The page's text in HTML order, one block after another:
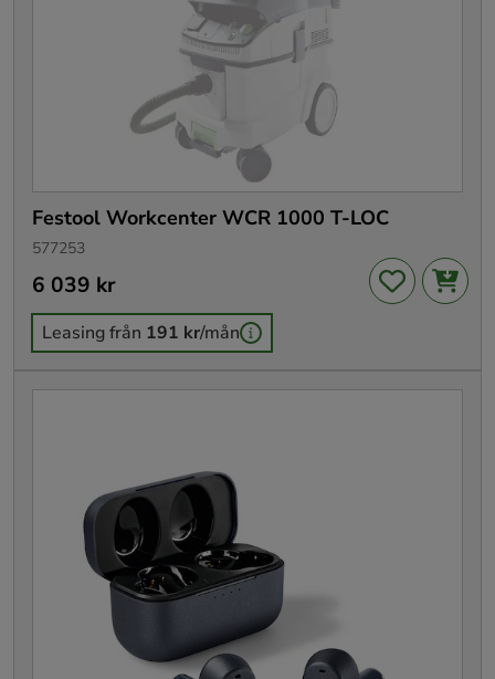
Festool Workcenter WCR 1000 T-LOC
577253
Pris:6 039 kr
6 039 kr
Leasing från 191 kr/mån